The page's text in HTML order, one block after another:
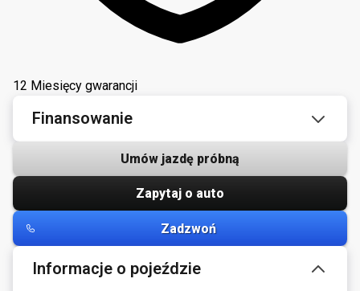
12 Miesięcy gwarancji
Finansowanie
Umów jazdę próbną
Zapytaj o auto
Zadzwoń
Informacje o pojeździe